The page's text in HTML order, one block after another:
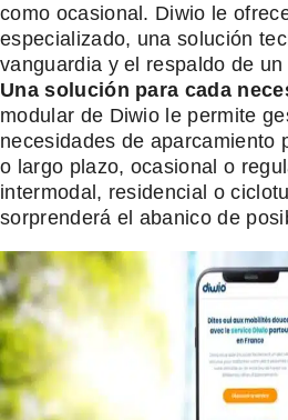
como ocasional. Diwio le
especializado, una solución
vanguardia y el respaldo de
Una solución para cada
modular de Diwio le permite
necesidades de aparcamiento
o largo plazo, ocasional o
intermodal, residencial o
sorprenderá el abanico de